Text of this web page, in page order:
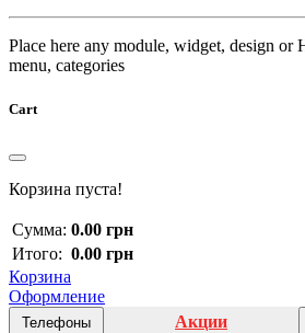
Place here any module, widget, design
menu, categories
Cart
Корзина пуста!
Сумма: 0.00 грн
Итого: 0.00 грн
Корзина
Оформление
Телефоны Акции